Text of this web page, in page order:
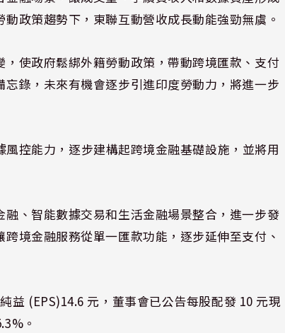
政策趨勢下，東聯互動營收成長動能強勁無虞。
使政府鬆綁外籍勞動政策，帶動跨境匯款、支付
錄，未來有機會逐步引進印度勞動力，將進一步
控能力，逐步建構起跨境金融基礎設施，並將用
、智能數據交易和生活金融場景整合，進一步發
境金融服務從單一匯款功能，逐步延伸至支付、
益 (EPS)14.6 元，董事會已公告每股配發 10 元現
。